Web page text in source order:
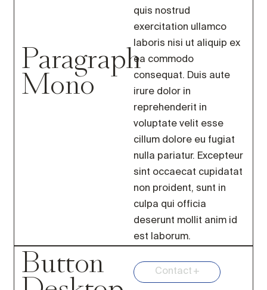
Paragraph
Mono
quis nostrud
exercitation ullamco
laboris nisi ut aliquip ex
ea commodo
consequat. Duis aute
irure dolor in
reprehenderit in
voluptate velit esse
cillum dolore eu fugiat
nulla pariatur. Excepteur
sint occaecat cupidatat
non proident, sunt in
culpa qui officia
deserunt mollit anim id
est laborum.
Button Contact